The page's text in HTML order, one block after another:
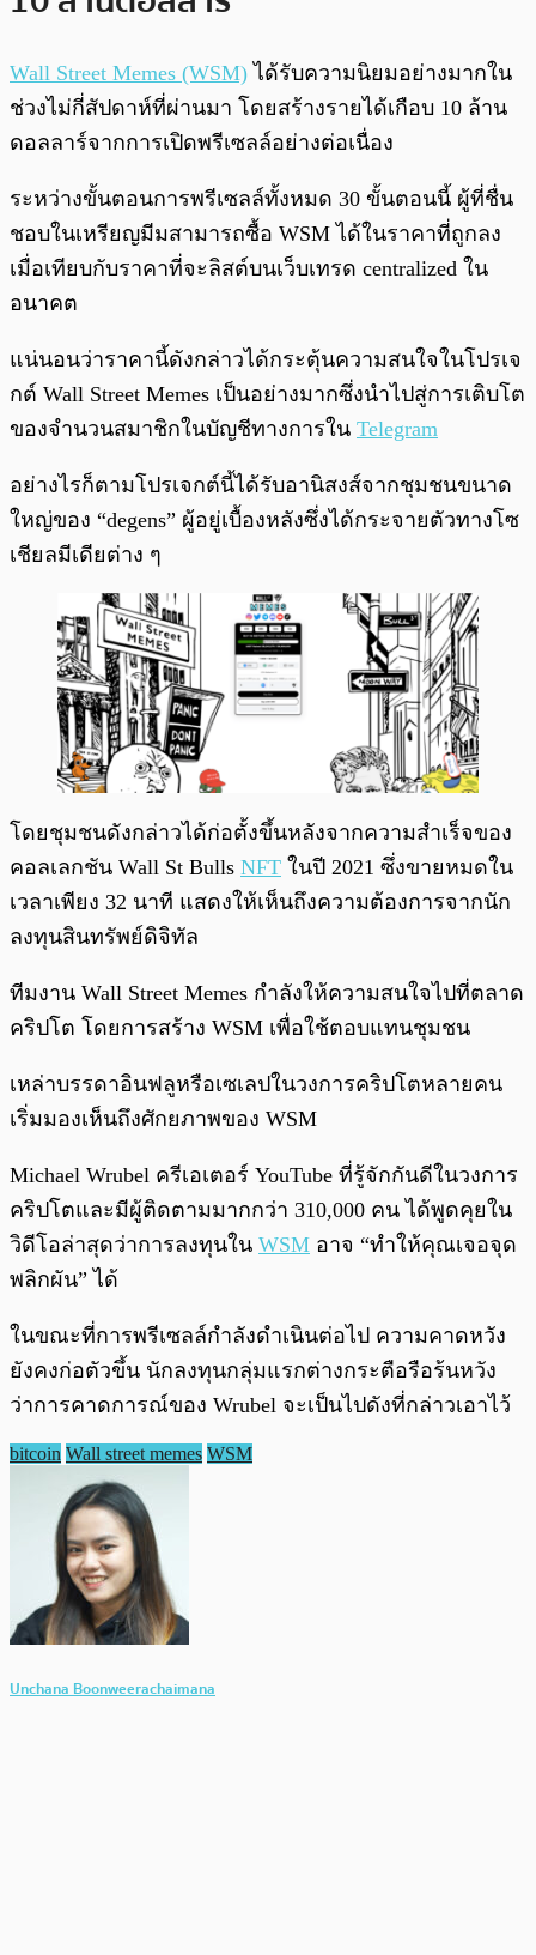
Wall Street Memes (WSM) ได้รับความนิยมอย่างมากใน
ช่วงไม่กี่สัปดาห์ที่ผ่านมา โดยสร้างรายได้เกือบ 10 ล้าน
ดอลลาร์จากการเปิดพรีเซลล์อย่างต่อเนื่อง
ระหว่างขั้นตอนการพรีเซลล์ทั้งหมด 30 ขั้นตอนนี้ ผู้ที่ชื่น
ชอบในเหรียญมีมสามารถซื้อ WSM ได้ในราคาที่ถูกลง
เมื่อเทียบกับราคาที่จะลิสต์บนเว็บเทรด centralized ใน
อนาคต
แน่นอนว่าราคานี้ดังกล่าวได้กระตุ้นความสนใจในโปรเจ
กต์ Wall Street Memes เป็นอย่างมากซึ่งนำไปสู่การเติบโต
ของจำนวนสมาชิกในบัญชีทางการใน Telegram
อย่างไรก็ตามโปรเจกต์นี้ได้รับอานิสงส์จากชุมชนขนาด
ใหญ่ของ “degens” ผู้อยู่เบื้องหลังซึ่งได้กระจายตัวทางโซ
เชียลมีเดียต่าง ๆ
โดยชุมชนดังกล่าวได้ก่อตั้งขึ้นหลังจากความสำเร็จของ
คอลเลกชัน Wall St Bulls NFT ในปี 2021 ซึ่งขายหมดใน
เวลาเพียง 32 นาที แสดงให้เห็นถึงความต้องการจากนัก
ลงทุนสินทรัพย์ดิจิทัล
ทีมงาน Wall Street Memes กำลังให้ความสนใจไปที่ตลาด
คริปโต โดยการสร้าง WSM เพื่อใช้ตอบแทนชุมชน
เหล่าบรรดาอินฟลูหรือเซเลปในวงการคริปโตหลายคน
เริ่มมองเห็นถึงศักยภาพของ WSM
Michael Wrubel ครีเอเตอร์ YouTube ที่รู้จักกันดีในวงการ
คริปโตและมีผู้ติดตามมากกว่า 310,000 คน ได้พูดคุยใน
วิดีโอล่าสุดว่าการลงทุนใน WSM อาจ “ทำให้คุณเจอจุด
พลิกผัน” ได้
ในขณะที่การพรีเซลล์กำลังดำเนินต่อไป ความคาดหวัง
ยังคงก่อตัวขึ้น นักลงทุนกลุ่มแรกต่างกระตือรือร้นหวัง
ว่าการคาดการณ์ของ Wrubel จะเป็นไปดังที่กล่าวเอาไว้
bitcoin Wall street memes WSM
Unchana Boonweerachaimana